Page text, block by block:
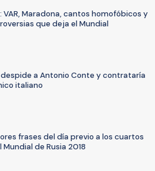
VAR, Maradona, cantos homofóbicos y
que deja el Mundial
despide a Antonio Conte y contrataría
italiano
frases del día previo a los cuartos
de Rusia 2018